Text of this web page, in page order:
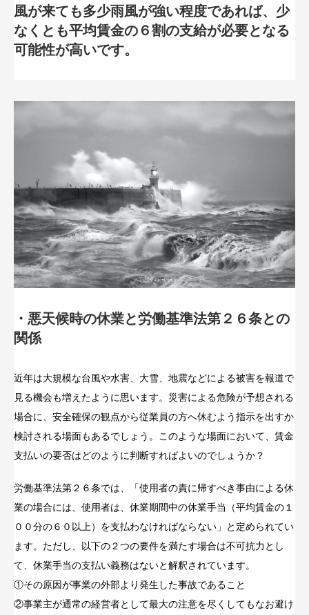
風が来ても多少雨風が強い程度であれば、少
なくとも平均賃金の６割の支給が必要となる
可能性が高いです。
・悪天候時の休業と労働基準法第２６条との
関係
近年は大規模な台風や水害、大雪、地震などによる被害を報道で
見る機会も増えたように思います。災害による危険が予想される
場合に、安全確保の観点から従業員の方へ休むよう指示を出すか
検討される場面もあるでしょう。このような場面において、賃金
支払いの要否はどのように判断すればよいのでしょうか？
労働基準法第２６条では、「使用者の責に帰すべき事由による休
業の場合には、使用者は、休業期間中の休業手当（平均賃金の１
００分の６０以上）を支払わなければならない」と定められてい
ます。ただし、以下の２つの要件を満たす場合は不可抗力とし
て、休業手当の支払い義務はないと解釈されています。
①その原因が事業の外部より発生した事故であること
②事業主が通常の経営者として最大の注意を尽くしてもなお避け